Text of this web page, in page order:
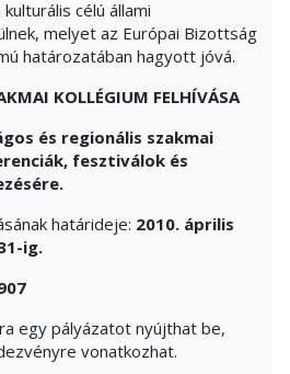
célú állami
melyet az Európai Bizottság
határozatában hagyott jóvá.
KOLLÉGIUM FELHÍVÁSA
és regionális szakmai
fesztiválok és
határideje: 2010. április
ig.
egy pályázatot nyújthat be,
vonatkozhat.